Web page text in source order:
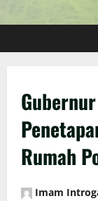
Rumah
Imam